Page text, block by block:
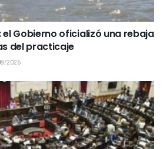
Gobierno oficializó una rebaja
del practicaje
2026